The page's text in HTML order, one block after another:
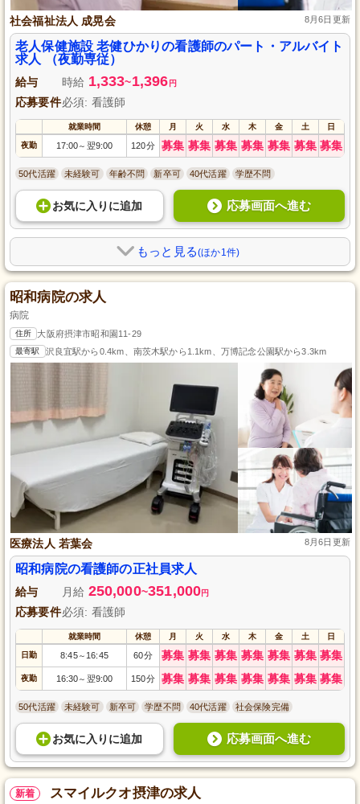
社会福祉法人 成晃会 8月6日更新
老人保健施設 老健ひかりの看護師のパート・アルバイト
求人 （夜勤専従）
給与 時給 1,333~1,396 円
応募要件必須: 看護師
就業時間 休憩 月 火 水 木 金 土 日
夜勤 17:00～ 翌9:00 120分 募集 募集 募集 募集 募集 募集 募集
50代活躍 未経験可 年齢不問 新卒可 40代活躍 学歴不問
お気に入り に追加 応募画面へ進む
もっと見る(ほか1件)
昭和病院の求人
病院
住所 大阪府摂津市昭和園11-29
最寄駅 沢良宜駅から0.4km、南茨木駅から1.1km、万博記念公園駅から3.3km
医療法人 若葉会 8月6日更新
昭和病院の看護師の正社員求人
給与 月給 250,000~351,000円
応募要件必須: 看護師
就業時間 休憩 月 火 水 木 金 土 日
日勤 8:45～ 16:45 60分 募集 募集 募集 募集 募集 募集 募集
夜勤 16:30～ 翌9:00 150分 募集 募集 募集 募集 募集 募集 募集
50代活躍 未経験可 新卒可 学歴不問 40代活躍 社会保険完備
お気に入り に追加 応募画面へ進む
新着 スマイルクオ摂津の求人